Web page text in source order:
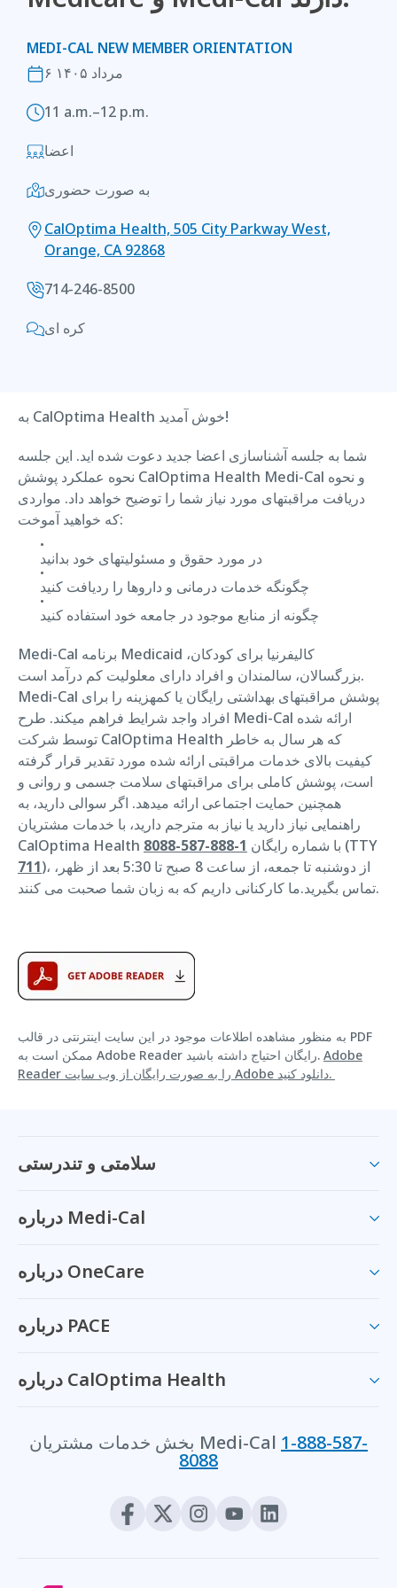
MEDI-CAL NEW MEMBER ORIENTATION
۶ مرداد ۱۴۰۵
11 a.m.–12 p.m.
اعضا
به صورت حضوری
CalOptima Health, 505 City Parkway West,
Orange, CA 92868
714-246-8500
کره ای
به CalOptima Health خوش آمدید!
شما به جلسه آشناسازی اعضا جدید دعوت شده اید. این جلسه
نحوه عملکرد پوشش CalOptima Health Medi-Cal و نحوه
دریافت مراقبتهای مورد نیاز شما را توضیح خواهد داد. مواردی
که خواهید آموخت:
در مورد حقوق و مسئولیتهای خود بدانید
چگونگه خدمات درمانی و داروها را ردیافت کنید
چگونه از منابع موجود در جامعه خود استفاده کنید
Medi-Cal برنامه Medicaid کالیفرنیا برای کودکان،
بزرگسالان، سالمندان و افراد دارای معلولیت کم درآمد است.
Medi-Cal پوشش مراقبتهای بهداشتی رایگان یا کمهزینه را برای
افراد واجد شرایط فراهم میکند. طرح Medi-Cal ارائه شده
توسط شرکت CalOptima Health که هر سال به خاطر
کیفیت بالای خدمات مراقبتی ارائه شده مورد تقدیر قرار گرفته
است، پوشش کاملی برای مراقبتهای سلامت جسمی و روانی و
همچنین حمایت اجتماعی ارائه میدهد. اگر سوالی دارید، به
راهنمایی نیاز دارید یا نیاز به مترجم دارید، با خدمات مشتریان
CalOptima Health با شماره رایگان 1-888-587-8088
(TTY
711)، از دوشنبه تا جمعه، از ساعت 8 صبح تا 5:30 بعد از ظهر،
تماس بگیرید.ما کارکنانی داریم که به زبان شما صحبت می کنند.
به منظور مشاهده اطلاعات موجود در این سایت اینترنتی در قالب PDF
ممکن است به Adobe Reader رایگان احتیاج داشته باشید. Adobe
Reader را به صورت رایگان از وب سایت Adobe دانلود کنید.
سلامتی و تندرستی
درباره Medi-Cal
درباره OneCare
درباره PACE
درباره CalOptima Health
بخش خدمات مشتریان Medi-Cal 1-888-587-
8088